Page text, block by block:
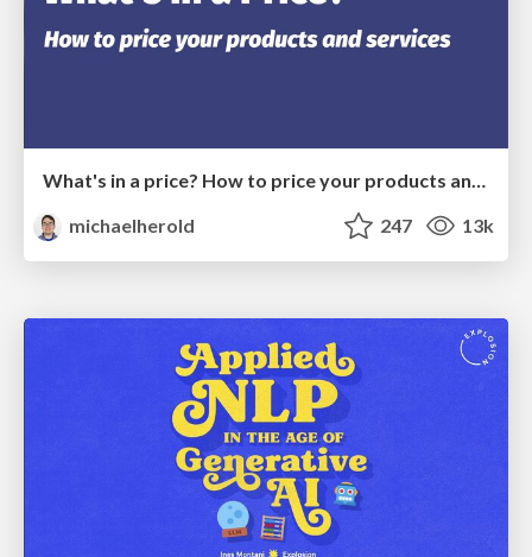
What's in a price? How to price your products and services
michaelherold
247 13k